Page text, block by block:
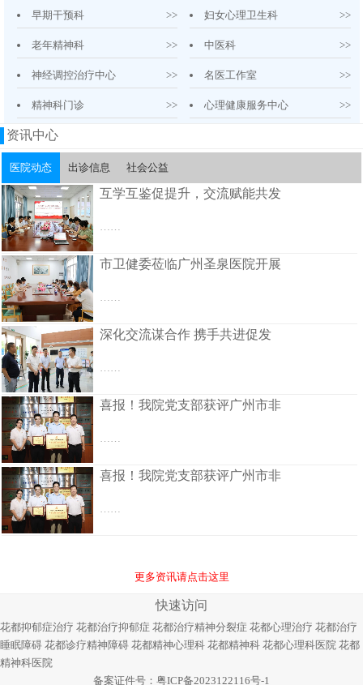
早期干预科 >> 妇女心理卫生科 >>
老年精神科 >> 中医科 >>
神经调控治疗中心 >> 名医工作室 >>
精神科门诊 >> 心理健康服务中心 >>
资讯中心
医院动态 出诊信息 社会公益
互学互鉴促提升，交流赋能共发
……
市卫健委莅临广州圣泉医院开展
……
深化交流谋合作 携手共进促发
……
喜报！我院党支部获评广州市非
……
喜报！我院党支部获评广州市非
……
更多资讯请点击这里
快速访问
花都抑郁症治疗 花都治疗抑郁症 花都治疗精神分裂症 花都心理治疗 花都治疗
睡眠障碍 花都诊疗精神障碍 花都精神心理科 花都精神科 花都心理科医院 花都
精神科医院
备案证件号： 粤ICP备2023122116号-1